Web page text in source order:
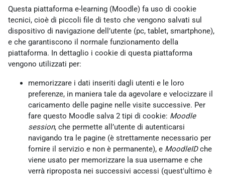
Questa piattaforma e-learning (Moodle) fa uso di cookie
tecnici, cioè di piccoli file di testo che vengono salvati sul
dispositivo di navigazione dell’utente (pc, tablet, smartphone),
e che garantiscono il normale funzionamento della
piattaforma. In dettaglio i cookie di questa piattaforma
vengono utilizzati per:
memorizzare i dati inseriti dagli utenti e le loro
preferenze, in maniera tale da agevolare e velocizzare il
caricamento delle pagine nelle visite successive. Per
fare questo Moodle salva 2 tipi di cookie: Moodle
session, che permette all’utente di autenticarsi
navigando tra le pagine (è strettamente necessario per
fornire il servizio e non è permanente), e MoodleIDche
viene usato per memorizzare la sua username e che
verrà riproposta nei successivi accessi (quest'ultimo è